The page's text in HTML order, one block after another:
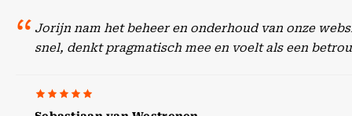
Jorijn nam het beheer en onderhoud van onze
snel, denkt pragmatisch mee en voelt als een